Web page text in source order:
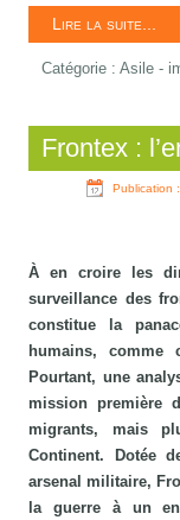
Lire la suite...
Catégorie :Asile -
Frontex :
Publication
À en croire les
surveillance des
constitue la
humains, comme
Pourtant, une
mission première
migrants, mais
Continent. Dotée
arsenal militaire,
la guerre à un